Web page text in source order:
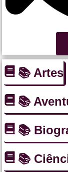
📚 Artes
📚
📚
📚